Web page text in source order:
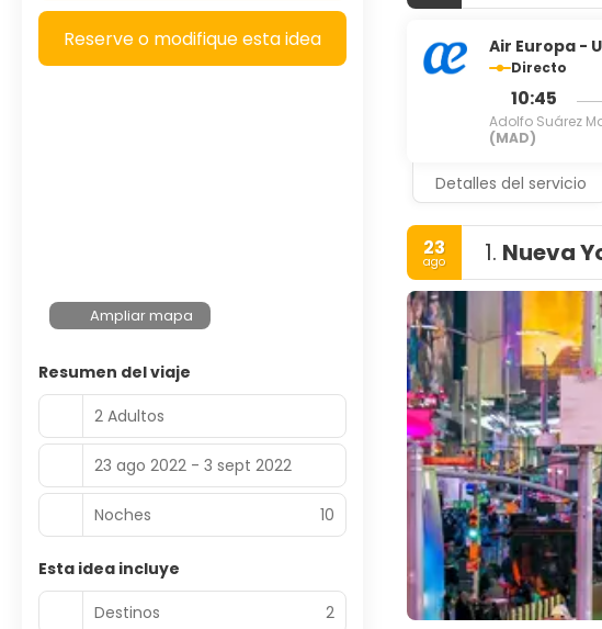
Air Europa -
Directo
10:45
Adolfo Suárez
(MAD)
Detalles del servicio
23
ago 1. Nueva
Reserve o modifique esta idea
Ampliar mapa
Resumen del viaje
2 Adultos
23 ago 2022 - 3 sept 2022
Noches 10
Esta idea incluye
Destinos
2